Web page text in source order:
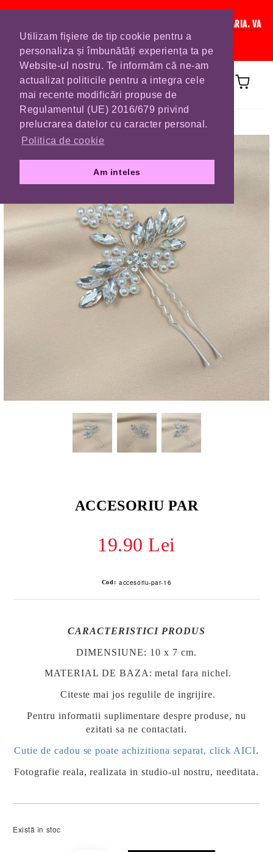
Utilizam fişiere de tip cookie pentru a
personaliza și îmbunătăți experiența ta pe
Website-ul nostru. Te informăm că ne-am
actualizat politicile pentru a integra cele
mai recente modificări propuse de
Regulamentul (UE) 2016/679 privind
prelucrarea datelor cu caracter personal.
Politica de cookie
Am inteles
IN CURAND INCHIDEM LISTA DE COMENZI PENTRU SFANTA MARIA. VA
RUGAM SA VA PLASATI COMENZILE DIN TIMP.
Prima pagină MIREASA
ACCESORIU PAR
19.90 Lei
Cod: accesoriu-par-16
CARACTERISTICI PRODUS
DIMENSIUNE: 10 x 7 cm.
MATERIAL DE BAZA: metal fara nichel.
Citeste mai jos regulile de ingrijire.
Pentru informatii suplimentare despre produse, nu
ezitati sa ne contactati.
Cutie de cadou se poate achizitiona separat, click AICI.
Fotografie reala, realizata in studio-ul nostru, needitata.
Există în stoc